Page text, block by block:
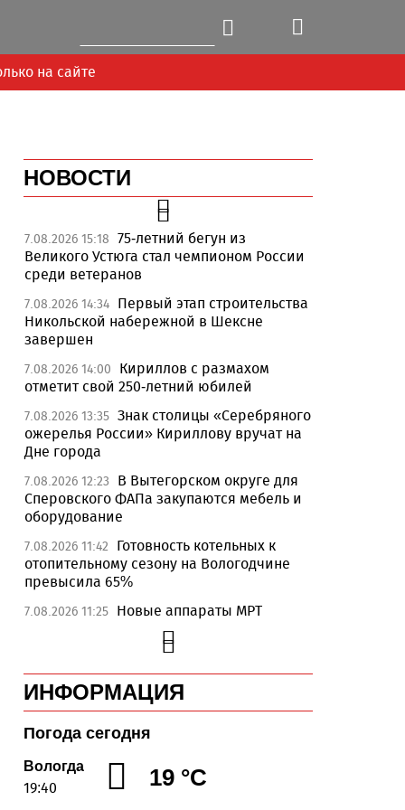
на сайте
НОВОСТИ
7.08.2026 15:18 75-летний бегун из
Великого Устюга стал чемпионом России
среди ветеранов
7.08.2026 14:34 Первый этап строительства
Никольской набережной в Шексне
завершен
7.08.2026 14:00
Кириллов с размахом
отметит свой 250-летний юбилей
7.08.2026 13:35 Знак столицы «Серебряного
ожерелья России» Кириллову вручат на
Дне города
7.08.2026 12:23
В Вытегорском округе для
Сперовского ФАПа закупаются мебель и
оборудование
7.08.2026 11:42
Готовность котельных к
отопительному сезону на Вологодчине
превысила 65%
7.08.2026 11:25 Новые аппараты МРТ
установят в двух медучреждениях
Вологодской области
7.08.2026 10:41 В Устюжне отметят 774-
летие города фестивалем кузнечного
мастерства
7.08.2026 10:18
Вологодская область
уверенно шагает в цифровое будущее
7.08.2026 09:49 На Вологодчине подвели
ИНФОРМАЦИЯ
Погода сегодня
Вологда
19:40 19 °C